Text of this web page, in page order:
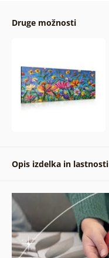
Druge možnosti
Opis izdelka in lastnosti